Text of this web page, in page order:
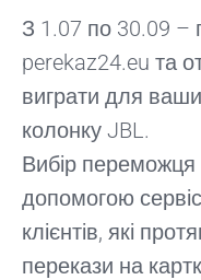
З 1.07 по 30.09 –
perekaz24.eu та
виграти для
колонку JBL.
Вибір
допомогою
клієнтів, які
перекази на